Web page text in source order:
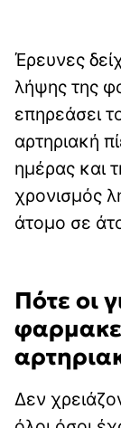
Έρευνες
λήψης της
επηρεάσει
αρτηριακή
ημέρας και
χρονισμός
άτομο σε
Πότε οι
Δεν